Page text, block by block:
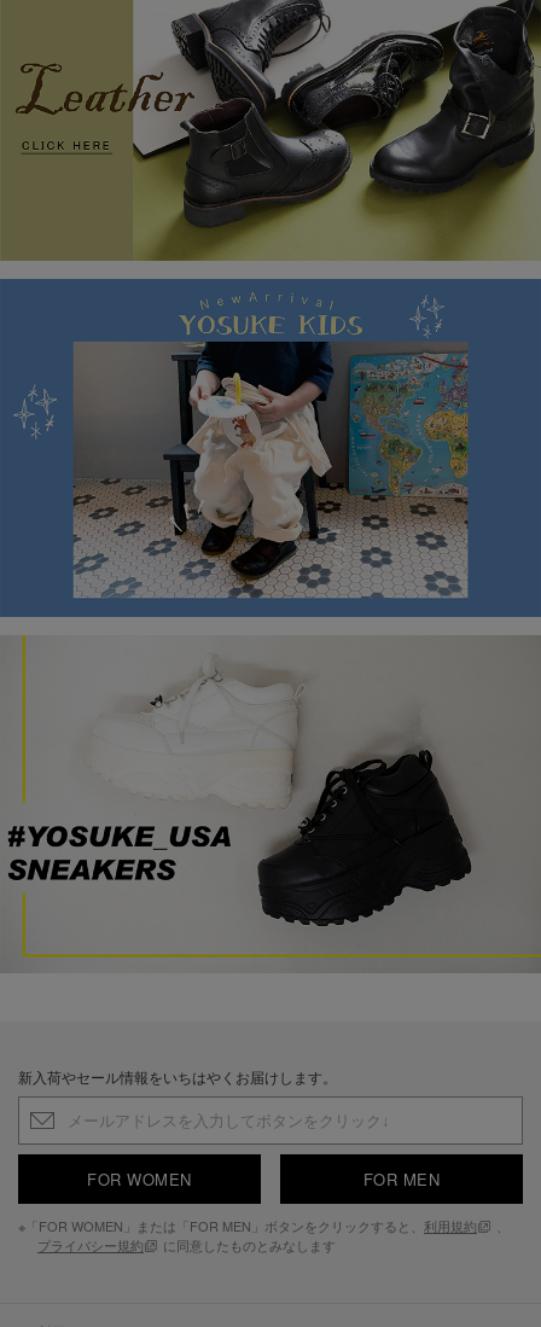
新入荷やセール情報をいちはやくお届けします。
FOR WOMEN FOR MEN
※「FOR WOMEN」または「FOR MEN」ボタンをクリックすると、 利用規約
プライバシー規約
に同意したものとみなします